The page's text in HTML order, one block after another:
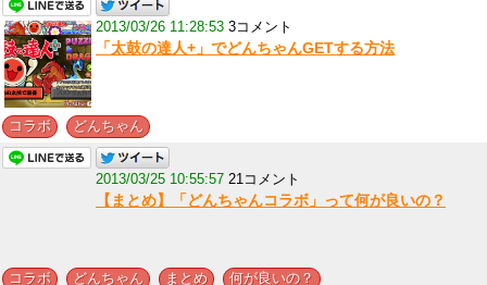
2013/03/26 11:28:53 3コメント
「太鼓の達人+」でどんちゃんGETする方法
コラボ どんちゃん
2013/03/25 10:55:57 21コメント
【まとめ】「どんちゃんコラボ」って何が良いの？
コラボ どんちゃん まとめ 何が良いの？